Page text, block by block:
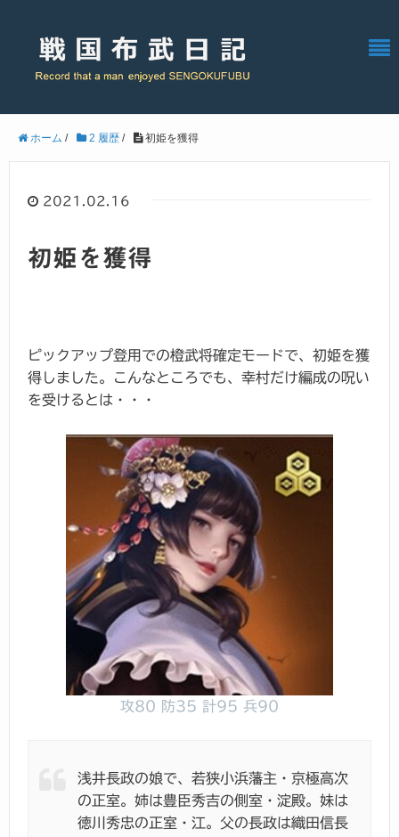
ホーム / 2 履歴 / 初姫を獲得
2021.02.16
初姫を獲得
ピックアップ登用での橙武将確定モードで、初姫を獲
得しました。こんなところでも、幸村だけ編成の呪い
を受けるとは・・・
攻80 防35 計95 兵90
浅井長政の娘で、若狭小浜藩主・京極高次
の正室。姉は豊臣秀吉の側室・淀殿。妹は
徳川秀忠の正室・江。父の長政は織田信長